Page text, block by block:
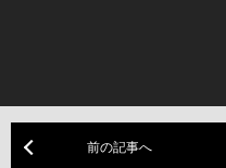
前の記事へ